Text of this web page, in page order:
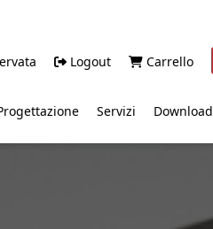
Logout Carrello
Servizi Download